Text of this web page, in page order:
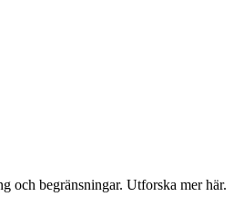
och begränsningar. Utforska mer här.